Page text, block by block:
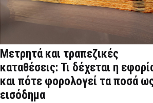
Μετρητά και τραπεζικές
καταθέσεις: Τι δέχεται η
και πότε φορολογεί τα ποσά
εισόδημα